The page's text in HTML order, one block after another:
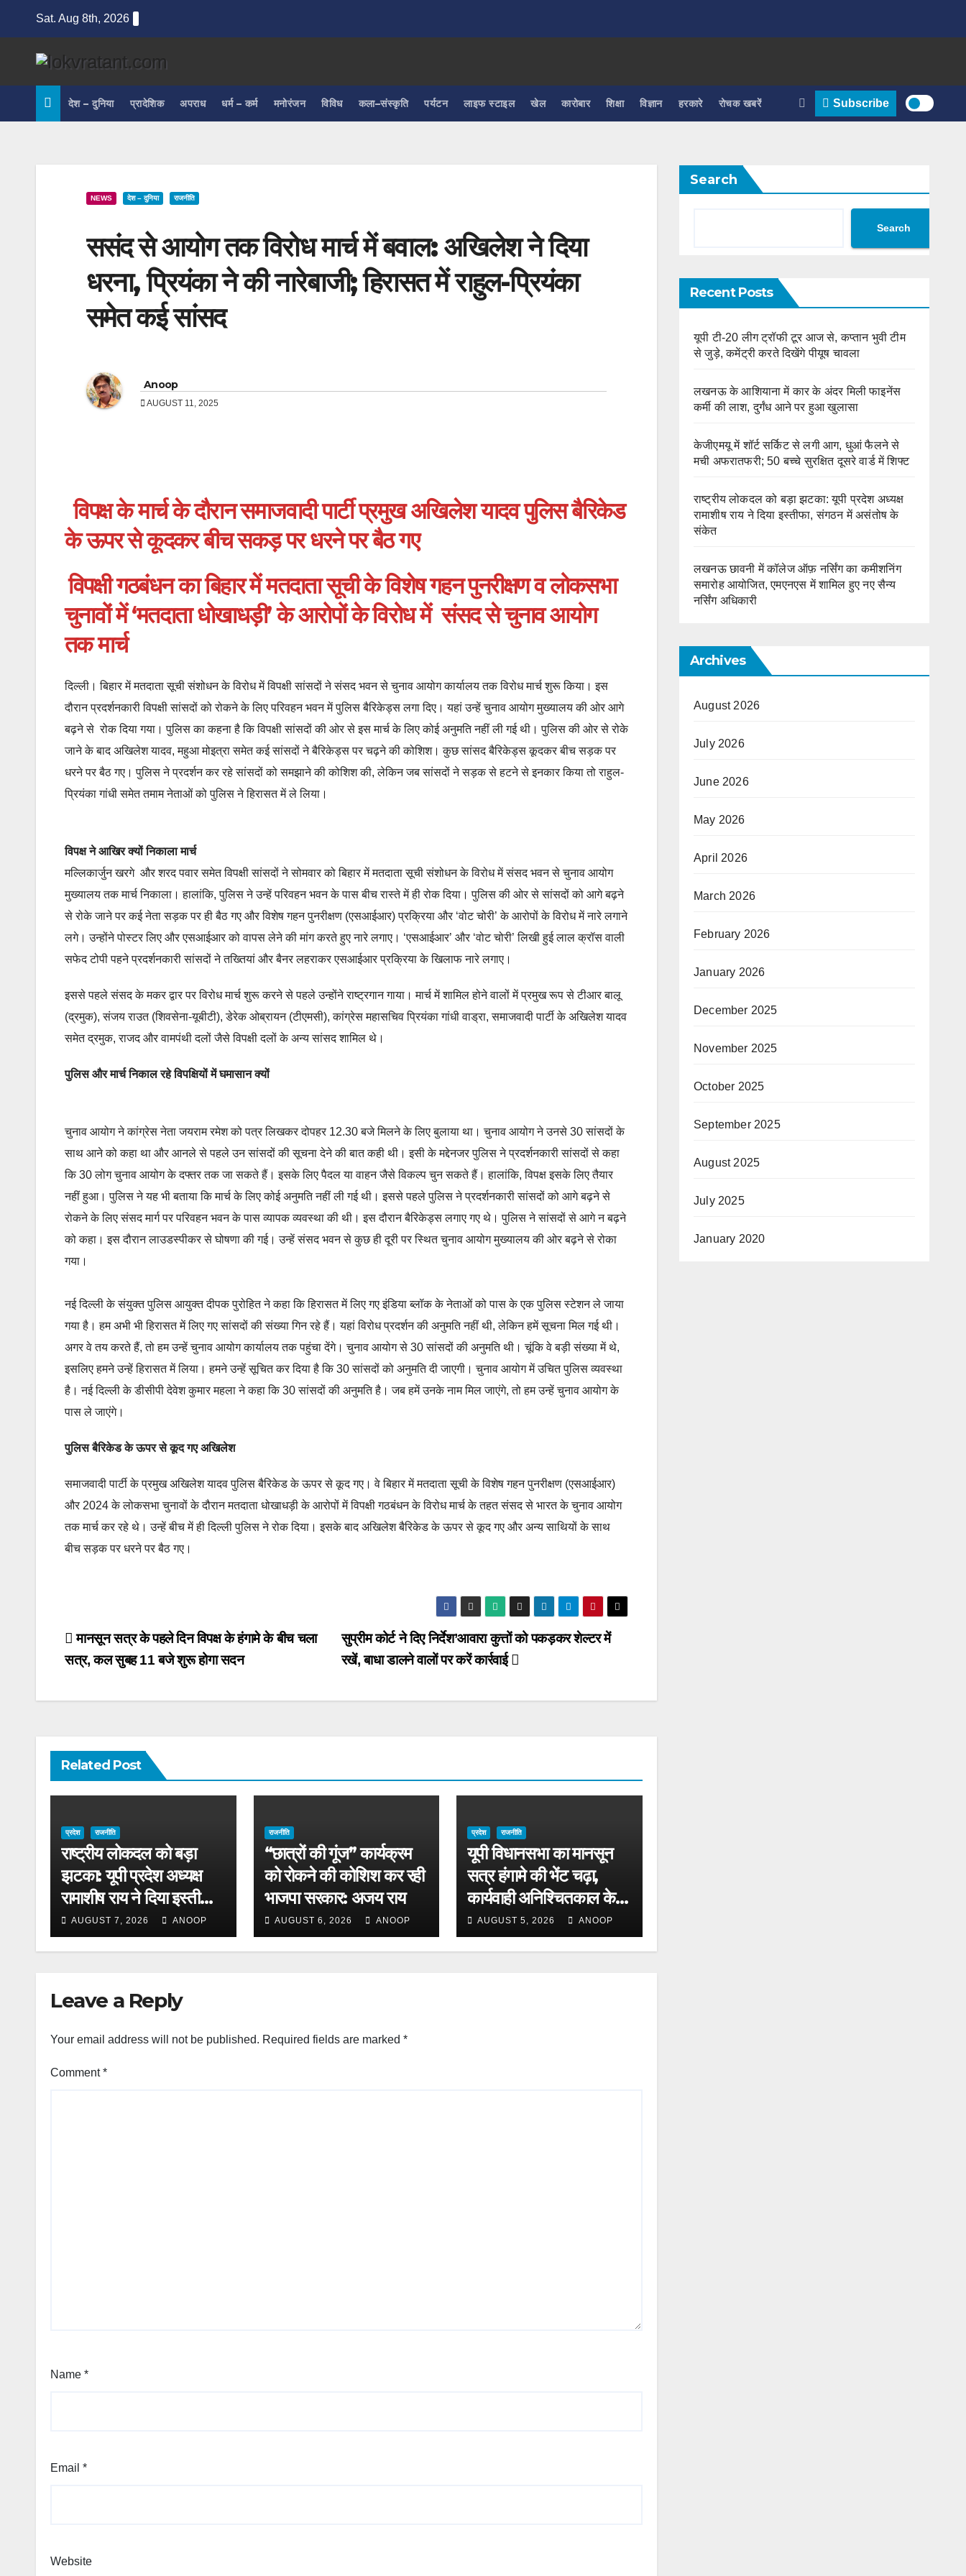
content
Sat. Aug 8th, 2026
देश – दुनिया प्रादेशिक अपराध धर्म – कर्म मनोरंजन विविध कला–संस्कृति पर्यटन लाइफ स्टाइल खेल कारोबार शिक्षा विज्ञान हरकारे रोचक खबरें Subscribe
NEWS देश – दुनिया राजनीति
ससंद से आयोग तक विरोध मार्च में बवाल: अखिलेश ने दिया
धरना, प्रियंका ने की नारेबाजी; हिरासत में राहुल-प्रियंका
समेत कई सांसद
Anoop
AUGUST 11, 2025
विपक्ष के मार्च के दौरान समाजवादी पार्टी प्रमुख अखिलेश यादव पुलिस बैरिकेड
के ऊपर से कूदकर बीच सकड़ पर धरने पर बैठ गए
विपक्षी गठबंधन का बिहार में मतदाता सूची के विशेष गहन पुनरीक्षण व लोकसभा
चुनावों में ‘मतदाता धोखाधड़ी’ के आरोपों के विरोध में संसद से चुनाव आयोग
तक मार्च
दिल्ली। बिहार में मतदाता सूची संशोधन के विरोध में विपक्षी सांसदों ने संसद भवन से चुनाव आयोग कार्यालय तक विरोध मार्च शुरू किया। इस
दौरान प्रदर्शनकारी विपक्षी सांसदों को रोकने के लिए परिवहन भवन में पुलिस बैरिकेड्स लगा दिए। यहां उन्हें चुनाव आयोग मुख्यालय की ओर आगे
बढ़ने से रोक दिया गया। पुलिस का कहना है कि विपक्षी सांसदों की ओर से इस मार्च के लिए कोई अनुमति नहीं ली गई थी। पुलिस की ओर से रोके
जाने के बाद अखिलेश यादव, महुआ मोइत्रा समेत कई सांसदों ने बैरिकेड्स पर चढ़ने की कोशिश। कुछ सांसद बैरिकेड्स कूदकर बीच सड़क पर
धरने पर बैठ गए। पुलिस ने प्रदर्शन कर रहे सांसदों को समझाने की कोशिश की, लेकिन जब सांसदों ने सड़क से हटने से इनकार किया तो राहुल-
प्रियंका गांधी समेत तमाम नेताओं को पुलिस ने हिरासत में ले लिया।
विपक्ष ने आखिर क्यों निकाला मार्च
मल्लिकार्जुन खरगे और शरद पवार समेत विपक्षी सांसदों ने सोमवार को बिहार में मतदाता सूची संशोधन के विरोध में संसद भवन से चुनाव आयोग
मुख्यालय तक मार्च निकाला। हालांकि, पुलिस ने उन्हें परिवहन भवन के पास बीच रास्ते में ही रोक दिया। पुलिस की ओर से सांसदों को आगे बढ़ने
से रोके जाने पर कई नेता सड़क पर ही बैठ गए और विशेष गहन पुनरीक्षण (एसआईआर) प्रक्रिया और ‘वोट चोरी’ के आरोपों के विरोध में नारे लगाने
लगे। उन्होंने पोस्टर लिए और एसआईआर को वापस लेने की मांग करते हुए नारे लगाए। ‘एसआईआर’ और ‘वोट चोरी’ लिखी हुई लाल क्रॉस वाली
सफेद टोपी पहने प्रदर्शनकारी सांसदों ने तख्तियां और बैनर लहराकर एसआईआर प्रक्रिया के खिलाफ नारे लगाए।
इससे पहले संसद के मकर द्वार पर विरोध मार्च शुरू करने से पहले उन्होंने राष्ट्रगान गाया। मार्च में शामिल होने वालों में प्रमुख रूप से टीआर बालू
(द्रमुक), संजय राउत (शिवसेना-यूबीटी), डेरेक ओब्रायन (टीएमसी), कांग्रेस महासचिव प्रियंका गांधी वाड्रा, समाजवादी पार्टी के अखिलेश यादव
समेत द्रमुक, राजद और वामपंथी दलों जैसे विपक्षी दलों के अन्य सांसद शामिल थे।
पुलिसऔर मार्च निकाल रहे विपक्षियों में घमासानक्यों
चुनाव आयोग ने कांग्रेस नेता जयराम रमेश को पत्र लिखकर दोपहर 12.30 बजे मिलने के लिए बुलाया था। चुनाव आयोग ने उनसे 30 सांसदों के
साथ आने को कहा था और आनले से पहले उन सांसदों की सूचना देने की बात कही थी। इसी के मद्देनजर पुलिस ने प्रदर्शनकारी सांसदों से कहा
कि 30 लोग चुनाव आयोग के दफ्तर तक जा सकते हैं। इसके लिए पैदल या वाहन जैसे विकल्प चुन सकते हैं। हालांकि, विपक्ष इसके लिए तैयार
नहीं हुआ। पुलिस ने यह भी बताया कि मार्च के लिए कोई अनुमति नहीं ली गई थी। इससे पहले पुलिस ने प्रदर्शनकारी सांसदों को आगे बढ़ने से
रोकने के लिए संसद मार्ग पर परिवहन भवन के पास व्यापक व्यवस्था की थी। इस दौरान बैरिकेड्स लगाए गए थे। पुलिस ने सांसदों से आगे न बढ़ने
को कहा। इस दौरान लाउडस्पीकर से घोषणा की गई। उन्हें संसद भवन से कुछ ही दूरी पर स्थित चुनाव आयोग मुख्यालय की ओर बढ़ने से रोका
गया।
नई दिल्ली के संयुक्त पुलिस आयुक्त दीपक पुरोहित ने कहा कि हिरासत में लिए गए इंडिया ब्लॉक के नेताओं को पास के एक पुलिस स्टेशन ले जाया
गया है। हम अभी भी हिरासत में लिए गए सांसदों की संख्या गिन रहे हैं। यहां विरोध प्रदर्शन की अनुमति नहीं थी, लेकिन हमें सूचना मिल गई थी।
अगर वे तय करते हैं, तो हम उन्हें चुनाव आयोग कार्यालय तक पहुंचा देंगे। चुनाव आयोग से 30 सांसदों की अनुमति थी। चूंकि वे बड़ी संख्या में थे,
इसलिए हमने उन्हें हिरासत में लिया। हमने उन्हें सूचित कर दिया है कि 30 सांसदों को अनुमति दी जाएगी। चुनाव आयोग में उचित पुलिस व्यवस्था
है। नई दिल्ली के डीसीपी देवेश कुमार महला ने कहा कि 30 सांसदों की अनुमति है। जब हमें उनके नाम मिल जाएंगे, तो हम उन्हें चुनाव आयोग के
पास ले जाएंगे।
पुलिस बैरिकेड के ऊपर से कूद गए अखिलेश
समाजवादी पार्टी के प्रमुख अखिलेश यादव पुलिस बैरिकेड के ऊपर से कूद गए। वे बिहार में मतदाता सूची के विशेष गहन पुनरीक्षण (एसआईआर)
और 2024 के लोकसभा चुनावों के दौरान मतदाता धोखाधड़ी के आरोपों में विपक्षी गठबंधन के विरोध मार्च के तहत संसद से भारत के चुनाव आयोग
तक मार्च कर रहे थे। उन्हें बीच में ही दिल्ली पुलिस ने रोक दिया। इसके बाद अखिलेश बैरिकेड के ऊपर से कूद गए और अन्य साथियों के साथ
बीच सड़क पर धरने पर बैठ गए।
Post
navigation
सुप्रीम कोर्ट ने दिए निर्देश’आवारा कुत्तों को पकड़कर शेल्टर में
रखें, बाधा डालने वालों पर करें कार्रवाई
मानसून सत्र के पहले दिन विपक्ष के हंगामे के बीच चला
सत्र, कल सुबह 11 बजे शुरू होगा सदन
Related Post
प्रदेश राजनीति
राष्ट्रीय लोकदल को बड़ा
झटका: यूपी प्रदेश अध्यक्ष
रामाशीष राय ने दिया इस्तीफा,
संगठन में असंतोष के संकेत
AUGUST 7, 2026 ANOOP
राजनीति
“छात्रों की गूंज” कार्यक्रम
को रोकने की कोशिश कर रही
भाजपा सरकार: अजय राय
AUGUST 6, 2026 ANOOP
प्रदेश राजनीति
यूपी विधानसभा का मानसून
सत्र हंगामे की भेंट चढ़ा,
कार्यवाही अनिश्चितकाल के
लिए स्थगित
AUGUST 5, 2026 ANOOP
Leave a Reply
Your email address will not be published. Required fields are marked *
Comment*
Name *
Email *
Website
Search
Search
Recent Posts
यूपी टी-20 लीग ट्रॉफी टूर आज से, कप्तान भुवी टीम
से जुड़े, कमेंट्री करते दिखेंगे पीयूष चावला
लखनऊ के आशियाना में कार के अंदर मिली फाइनेंस
कर्मी की लाश, दुर्गंध आने पर हुआ खुलासा
केजीएमयू में शॉर्ट सर्किट से लगी आग, धुआं फैलने से
मची अफरातफरी; 50 बच्चे सुरक्षित दूसरे वार्ड में शिफ्ट
राष्ट्रीय लोकदल को बड़ा झटका: यूपी प्रदेश अध्यक्ष
रामाशीष राय ने दिया इस्तीफा, संगठन में असंतोष के
संकेत
लखनऊ छावनी में कॉलेज ऑफ़ नर्सिंग का कमीशनिंग
समारोह आयोजित, एमएनएस में शामिल हुए नए सैन्य
नर्सिंग अधिकारी
Archives
August 2026
July 2026
June 2026
May 2026
April 2026
March 2026
February 2026
January 2026
December 2025
November 2025
October 2025
September 2025
August 2025
July 2025
January 2020